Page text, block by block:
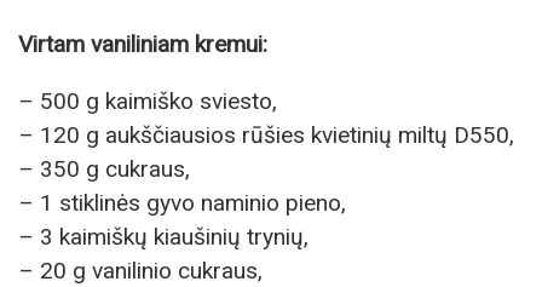
Virtam vaniliniam kremui:
– 500 g kaimiško sviesto,
– 120 g aukščiausios rūšies kvietinių miltų D550,
– 350 g cukraus,
– 1 stiklinės gyvo naminio pieno,
– 3 kaimiškų kiaušinių trynių,
– 20 g vanilinio cukraus,